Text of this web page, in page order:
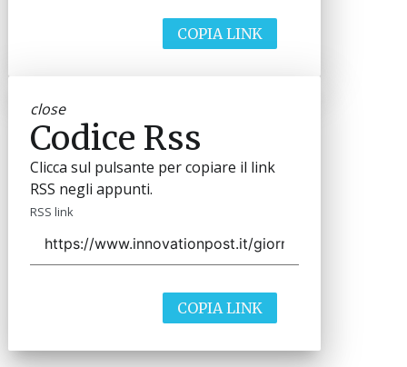
COPIA LINK
close
Codice Rss
Clicca sul pulsante per copiare il link
RSS negli appunti.
RSS link
COPIA LINK